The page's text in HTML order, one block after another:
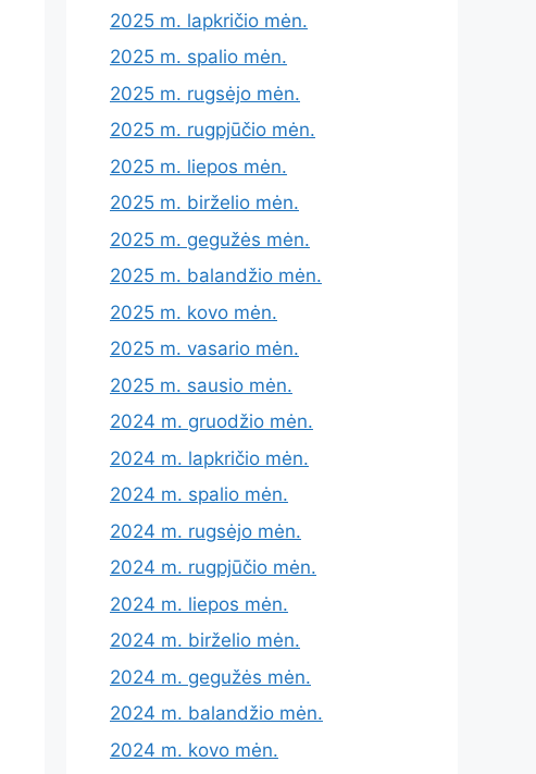
2025 m. lapkričio mėn.
2025 m. spalio mėn.
2025 m. rugsėjo mėn.
2025 m. rugpjūčio mėn.
2025 m. liepos mėn.
2025 m. birželio mėn.
2025 m. gegužės mėn.
2025 m. balandžio mėn.
2025 m. kovo mėn.
2025 m. vasario mėn.
2025 m. sausio mėn.
2024 m. gruodžio mėn.
2024 m. lapkričio mėn.
2024 m. spalio mėn.
2024 m. rugsėjo mėn.
2024 m. rugpjūčio mėn.
2024 m. liepos mėn.
2024 m. birželio mėn.
2024 m. gegužės mėn.
2024 m. balandžio mėn.
2024 m. kovo mėn.